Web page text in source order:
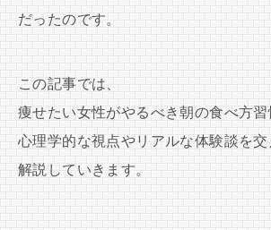
だったのです。
この記事では、
痩せたい女性がやるべき朝の食べ方習
心理学的な視点やリアルな体験談を交
解説していきます。